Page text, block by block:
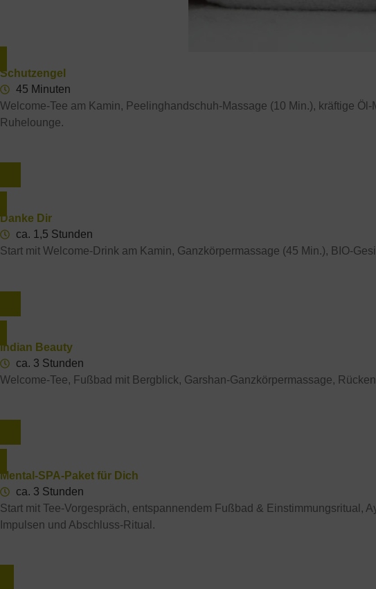
Schutzengel
45 Minuten
Welcome-Tee am Kamin, Peelinghandschuh-Massage (10 Min.), kräftige
Ruhelounge.
Danke Dir
ca. 1,5 Stunden
Start mit Welcome-Drink am Kamin, Ganzkörpermassage (45 Min.), BIO-
Indian Beauty
ca. 3 Stunden
Welcome-Tee, Fußbad mit Bergblick, Garshan-Ganzkörpermassage,
Mental-SPA-Paket für Dich
ca. 3 Stunden
Start mit Tee-Vorgespräch, entspannendem Fußbad & Einstimmungsritual,
Impulsen und Abschluss-Ritual.